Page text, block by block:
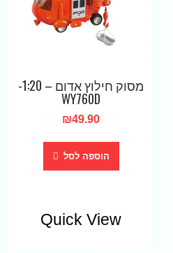
מסוק חילוץ אדום – 1:20-
WY760D
₪49.90
הוספה לסל
Quick View